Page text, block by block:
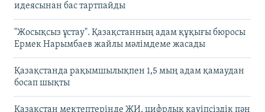
идеясынан бас тартпайды
"Жосықсыз ұстау". Қазақстанның адам құқығы бюросы
Ермек Нарымбаев жайлы мәлімдеме жасады
Қазақстанда рақымшылықпен 1,5 мың адам қамаудан
босап шықты
Қазақстан мектептерінде ЖИ, цифрлық қауіпсіздік пән